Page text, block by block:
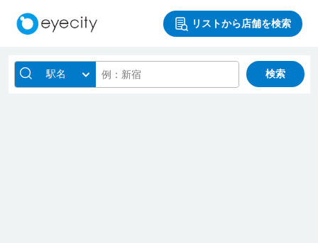
リストから店舗を検索
駅名 検索